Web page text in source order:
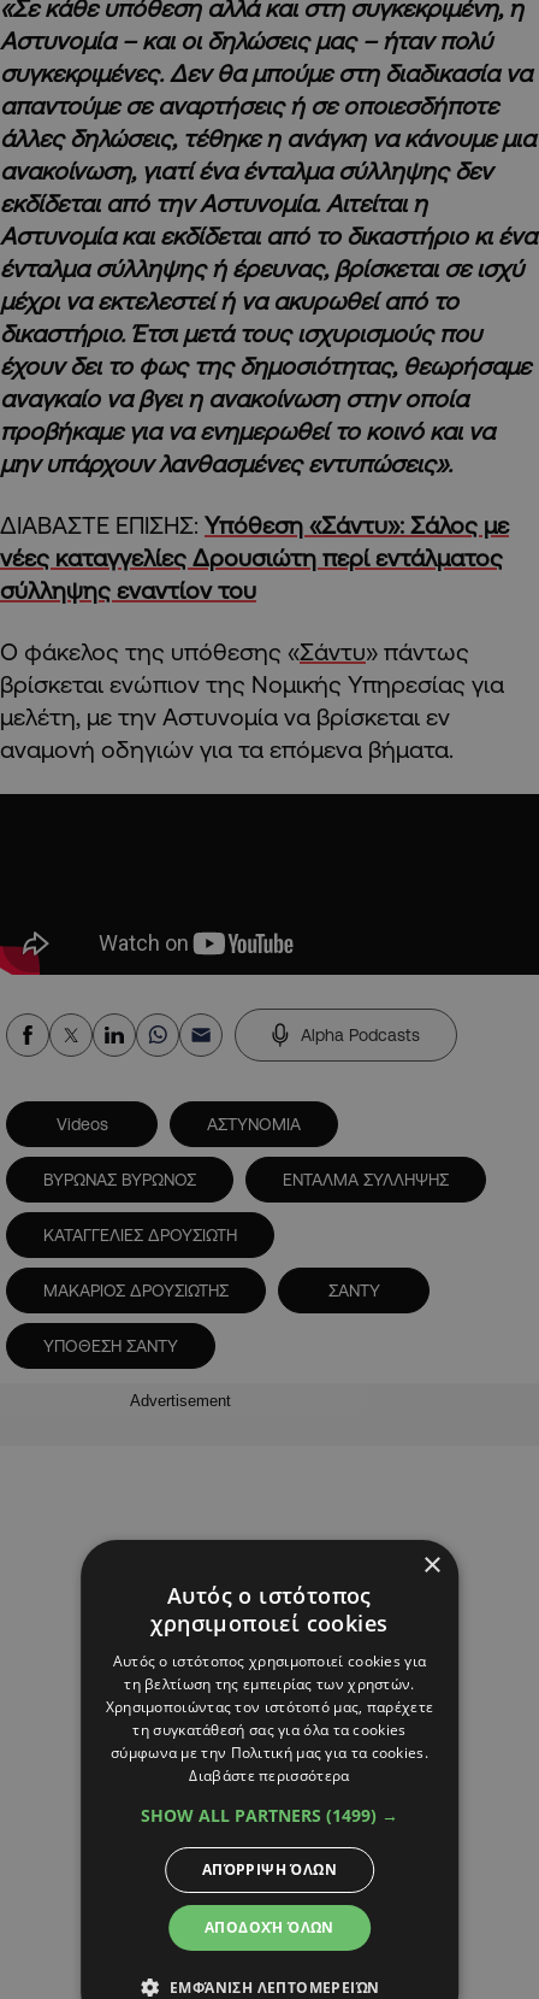
«Σε κάθε υπόθεση αλλά και στη συγκεκριμένη, η
Αστυνομία – και οι δηλώσεις μας – ήταν πολύ
συγκεκριμένες. Δεν θα μπούμε στη διαδικασία να
απαντούμε σε αναρτήσεις ή σε οποιεσδήποτε
άλλες δηλώσεις, τέθηκε η ανάγκη να κάνουμε μια
ανακοίνωση, γιατί ένα ένταλμα σύλληψης δεν
εκδίδεται από την Αστυνομία. Αιτείται η
Αστυνομία και εκδίδεται από το δικαστήριο κι ένα
ένταλμα σύλληψης ή έρευνας, βρίσκεται σε ισχύ
μέχρι να εκτελεστεί ή να ακυρωθεί από το
δικαστήριο. Έτσι μετά τους ισχυρισμούς που
έχουν δει το φως της δημοσιότητας, θεωρήσαμε
αναγκαίο να βγει η ανακοίνωση στην οποία
προβήκαμε για να ενημερωθεί το κοινό και να
μην υπάρχουν λανθασμένες εντυπώσεις».
ΔΙΑΒΑΣΤΕ ΕΠΙΣΗΣ: Υπόθεση «Σάντυ»: Σάλος με
νέες καταγγελίες Δρουσιώτη περί εντάλματος
σύλληψης εναντίον του
O φάκελος της υπόθεσης «Σάντυ» πάντως
βρίσκεται ενώπιον της Νομικής Υπηρεσίας για
μελέτη, με την Αστυνομία να βρίσκεται εν
αναμονή οδηγιών για τα επόμενα βήματα.
Alpha Podcasts
Videos ΑΣΤΥΝΟΜΙΑ
ΒΥΡΩΝΑΣ ΒΥΡΩΝΟΣ ΕΝΤΑΛΜΑ ΣΥΛΛΗΨΗΣ
ΚΑΤΑΓΓΕΛΙΕΣ ΔΡΟΥΣΙΩΤΗ
ΜΑΚΑΡΙΟΣ ΔΡΟΥΣΙΩΤΗΣ ΣΑΝΤΥ
ΥΠΟΘΕΣΗ ΣΑΝΤΥ
Advertisement
×
Αυτός ο ιστότοπος
χρησιμοποιεί cookies
Αυτός ο ιστότοπος χρησιμοποιεί cookies για
τη βελτίωση της εμπειρίας των χρηστών.
Χρησιμοποιώντας τον ιστότοπό μας, παρέχετε
τη συγκατάθεσή σας για όλα τα cookies
σύμφωνα με την Πολιτική μας για τα cookies.
Διαβάστε περισσότερα
SHOW ALL PARTNERS (1499) →
ΑΠΟΔΟΧΉ ΌΛΩΝ
ΑΠΌΡΡΙΨΗ ΌΛΩΝ
ΕΜΦΆΝΙΣΗ ΛΕΠΤΟΜΕΡΕΙΏΝ